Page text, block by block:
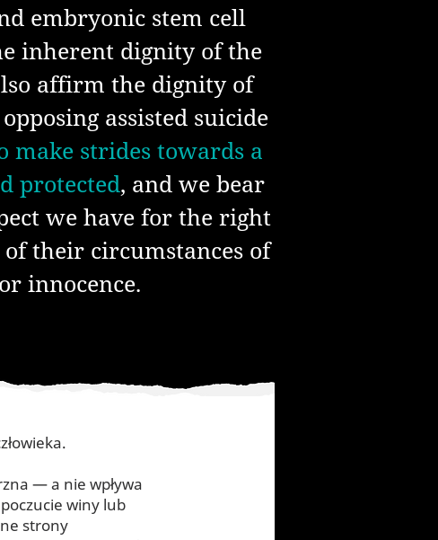
embryonic stem cell
inherent dignity of the
affirm the dignity of
assisted suicide
make strides towards a
protected, and we bear
we have for the right
their circumstances of
innocence.
— a nie wpływa
winy lub
strony